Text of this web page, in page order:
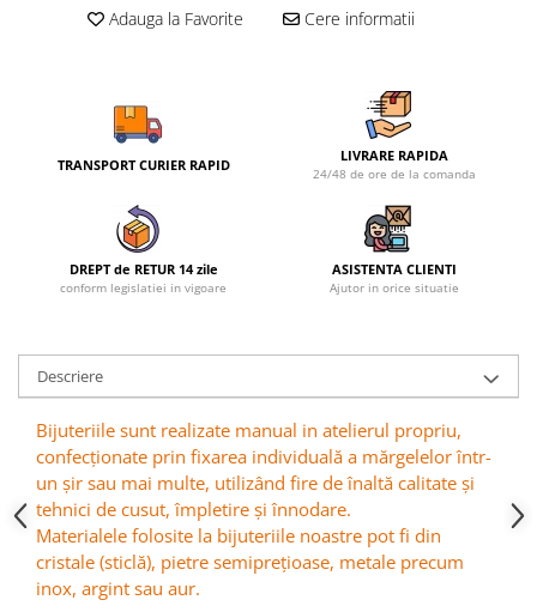
Adauga la Favorite Cere informatii
TRANSPORT CURIER RAPID LIVRARE RAPIDA
24/48 de ore de la comanda
DREPT de RETUR 14 zile
conform legislatiei in vigoare
ASISTENTA CLIENTI
Ajutor in orice situatie
Descriere
Bijuteriile sunt realizate manual in atelierul propriu,
confecționate prin fixarea individuală a mărgelelor într-
un șir sau mai multe, utilizând fire de înaltă calitate și
tehnici de cusut, împletire și înnodare.
Materialele folosite la bijuteriile noastre pot fi din
cristale (sticlă), pietre semiprețioase, metale precum
inox, argint sau aur.